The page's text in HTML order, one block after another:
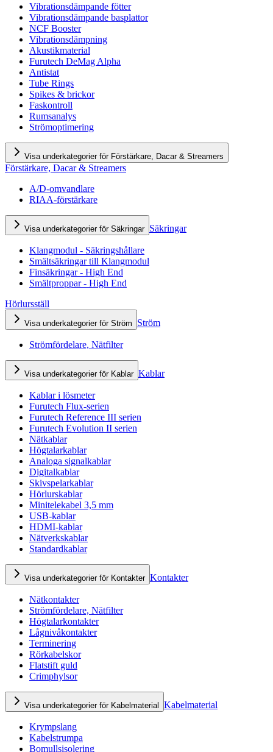
Vibrationsdämpande fötter
Vibrationsdämpande basplattor
NCF Booster
Vibrationsdämpning
Akustikmaterial
Furutech DeMag Alpha
Antistat
Tube Rings
Spikes & brickor
Faskontroll
Rumsanalys
Strömoptimering
Visa underkategorier för Förstärkare, Dacar & Streamers
Förstärkare, Dacar & Streamers
A/D-omvandlare
RIAA-förstärkare
Visa underkategorier för Säkringar Säkringar
Klangmodul - Säkringshållare
Smältsäkringar till Klangmodul
Finsäkringar - High End
Smältproppar - High End
Hörlursställ
Visa underkategorier för Ström Ström
Strömfördelare, Nätfilter
Visa underkategorier för Kablar Kablar
Kablar i lösmeter
Furutech Flux-serien
Furutech Reference III serien
Furutech Evolution II serien
Nätkablar
Högtalarkablar
Analoga signalkablar
Digitalkablar
Skivspelarkablar
Hörlurskablar
Minitelekabel 3,5 mm
USB-kablar
HDMI-kablar
Nätverkskablar
Standardkablar
Visa underkategorier för Kontakter Kontakter
Nätkontakter
Strömfördelare, Nätfilter
Högtalarkontakter
Lågnivåkontakter
Terminering
Rörkabelskor
Flatstift guld
Crimphylsor
Visa underkategorier för Kabelmaterial Kabelmaterial
Krympslang
Kabelstrumpa
Bomullsisolering